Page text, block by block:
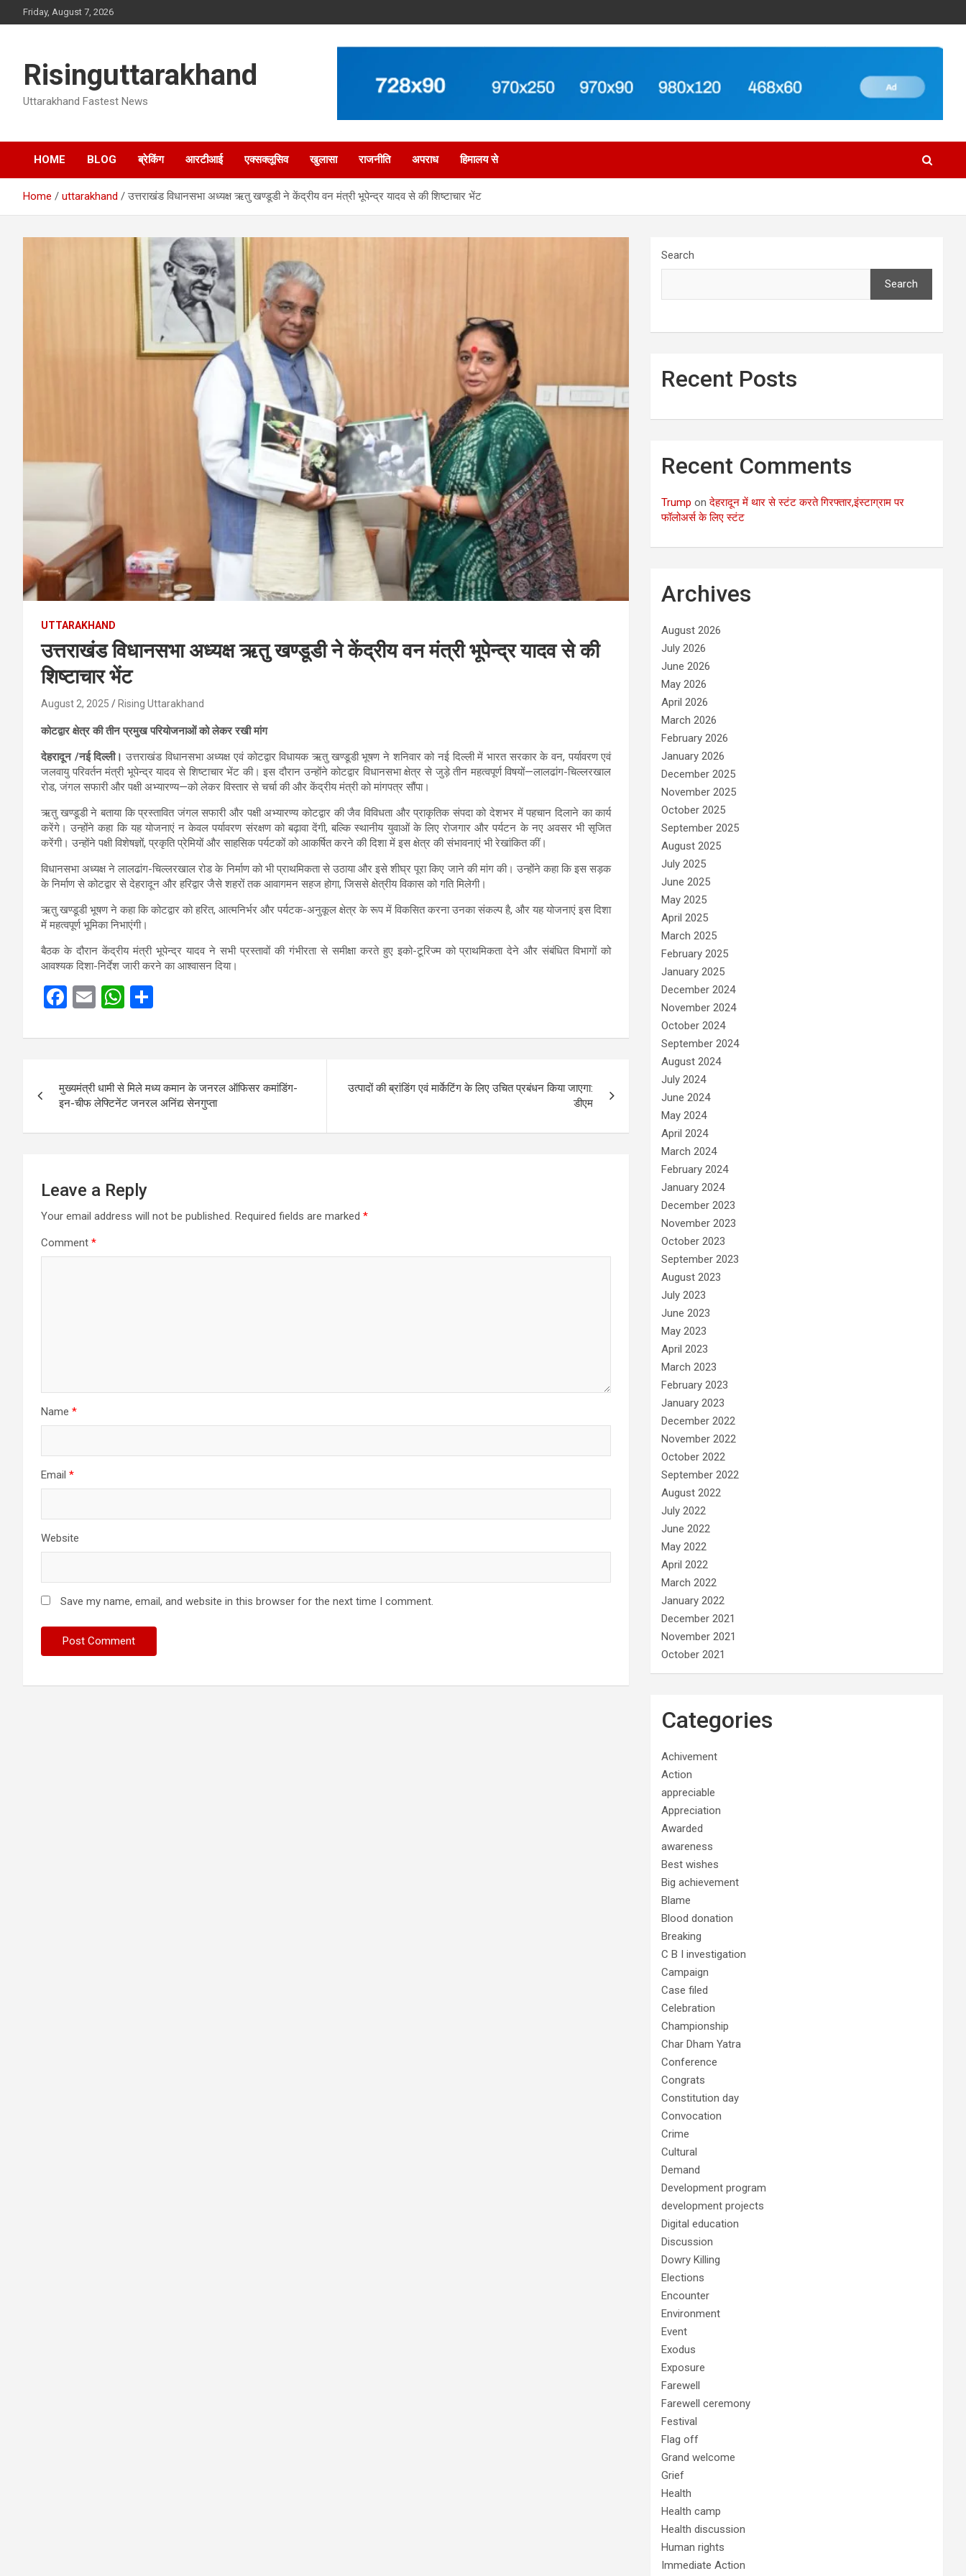
to
Friday, August 7, 2026
Risinguttarakhand
Uttarakhand Fastest News
HOME BLOG ब्रेकिंग आरटीआई एक्सक्लूसिव खुलासा राजनीति अपराध हिमालय से
Home uttarakhand उत्तराखंड विधानसभा अध्यक्ष ऋतु खण्डूडी ने केंद्रीय वन मंत्री भूपेन्द्र यादव से की शिष्टाचार भेंट
UTTARAKHAND
उत्तराखंड विधानसभा अध्यक्ष ऋतु खण्डूडी ने केंद्रीय वन मंत्री भूपेन्द्र यादव से की
शिष्टाचार भेंट
August 2, 2025 Rising Uttarakhand
कोटद्वार क्षेत्र की तीन प्रमुख परियोजनाओं को लेकर रखी मांग
देहरादून /नई दिल्ली। उत्तराखंड विधानसभा अध्यक्ष एवं कोटद्वार विधायक ऋतु खण्डूडी भूषण ने शनिवार को नई दिल्ली में भारत सरकार के वन, पर्यावरण एवं
जलवायु परिवर्तन मंत्री भूपेन्द्र यादव से शिष्टाचार भेंट की। इस दौरान उन्होंने कोटद्वार विधानसभा क्षेत्र से जुड़े तीन महत्वपूर्ण विषयों—लालढांग-चिल्लरखाल
रोड, जंगल सफारी और पक्षी अभ्यारण्य—को लेकर विस्तार से चर्चा की और केंद्रीय मंत्री को मांगपत्र सौंपा।
ऋतु खण्डूडी ने बताया कि प्रस्तावित जंगल सफारी और पक्षी अभ्यारण्य कोटद्वार की जैव विविधता और प्राकृतिक संपदा को देशभर में पहचान दिलाने का कार्य
करेंगे। उन्होंने कहा कि यह योजनाएं न केवल पर्यावरण संरक्षण को बढ़ावा देंगी, बल्कि स्थानीय युवाओं के लिए रोजगार और पर्यटन के नए अवसर भी सृजित
करेंगी। उन्होंने पक्षी विशेषज्ञों, प्रकृति प्रेमियों और साहसिक पर्यटकों को आकर्षित करने की दिशा में इस क्षेत्र की संभावनाएं भी रेखांकित कीं।
विधानसभा अध्यक्ष ने लालढांग-चिल्लरखाल रोड के निर्माण को भी प्राथमिकता से उठाया और इसे शीघ्र पूरा किए जाने की मांग की। उन्होंने कहा कि इस सड़क
के निर्माण से कोटद्वार से देहरादून और हरिद्वार जैसे शहरों तक आवागमन सहज होगा, जिससे क्षेत्रीय विकास को गति मिलेगी।
ऋतु खण्डूडी भूषण ने कहा कि कोटद्वार को हरित, आत्मनिर्भर और पर्यटक-अनुकूल क्षेत्र के रूप में विकसित करना उनका संकल्प है, और यह योजनाएं इस दिशा
में महत्वपूर्ण भूमिका निभाएंगी।
बैठक के दौरान केंद्रीय मंत्री भूपेन्द्र यादव ने सभी प्रस्तावों की गंभीरता से समीक्षा करते हुए इको-टूरिज्म को प्राथमिकता देने और संबंधित विभागों को
आवश्यक दिशा-निर्देश जारी करने का आश्वासन दिया।
F
ce
o
o
k
E
ail
W
at
A
p
p
ar
navigation
मुख्यमंत्री धामी से मिले मध्य कमान के जनरल ऑफिसर कमांडिंग-
इन-चीफ लेफ्टिनेंट जनरल अनिंद्य सेनगुप्ता
उत्पादों की ब्रांडिंग एवं मार्केटिंग के लिए उचित प्रबंधन किया जाएगा:
डीएम
Leave a Reply
Your email address will not be published. Required fields are marked *
Comment *
Name *
Email *
Website
Save my name, email, and website in this browser for the next time I comment.
Search
Search
Recent Posts
Recent Comments
Trump onदेहरादून में थार से स्टंट करते गिरफ्तार,इंस्टाग्राम पर
फॉलोअर्स के लिए स्टंट
Archives
August 2026
July 2026
June 2026
May 2026
April 2026
March 2026
February 2026
January 2026
December 2025
November 2025
October 2025
September 2025
August 2025
July 2025
June 2025
May 2025
April 2025
March 2025
February 2025
January 2025
December 2024
November 2024
October 2024
September 2024
August 2024
July 2024
June 2024
May 2024
April 2024
March 2024
February 2024
January 2024
December 2023
November 2023
October 2023
September 2023
August 2023
July 2023
June 2023
May 2023
April 2023
March 2023
February 2023
January 2023
December 2022
November 2022
October 2022
September 2022
August 2022
July 2022
June 2022
May 2022
April 2022
March 2022
January 2022
December 2021
November 2021
October 2021
Categories
Achivement
Action
appreciable
Appreciation
Awarded
awareness
Best wishes
Big achievement
Blame
Blood donation
Breaking
C B I investigation
Campaign
Case filed
Celebration
Championship
Char Dham Yatra
Conference
Congrats
Constitution day
Convocation
Crime
Cultural
Demand
Development program
development projects
Digital education
Discussion
Dowry Killing
Elections
Encounter
Environment
Event
Exodus
Exposure
Farewell
Farewell ceremony
Festival
Flag off
Grand welcome
Grief
Health
Health camp
Health discussion
Human rights
Immediate Action